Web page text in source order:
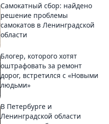
Самокатный сбор: найдено
решение проблемы
самокатов в Ленинградской
области
Блогер, которого хотят
оштрафовать за ремонт
дорог, встретился с «Новыми
людьми»
В Петербурге и
Ленинградской области